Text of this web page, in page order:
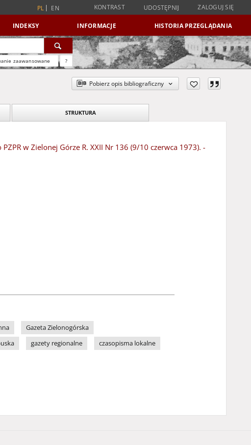
PL EN KONTRAST UDOSTĘPNIJ ZALOGUJ SIĘ
INDEKSY INFORMACJE HISTORIA PRZEGLĄDANIA
zaawansowane ?
Pobierz opis bibliograficzny
STRUKTURA
w Zielonej Górze R. XXII Nr 136 (9/10 czerwca 1973). -
Gazeta Zielonogórska
gazety regionalne
czasopisma lokalne